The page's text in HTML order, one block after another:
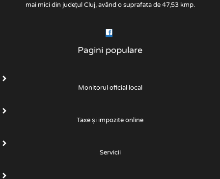
mai mici din județul Cluj, având o suprafata de 47,53 kmp.
Pagini populare
Monitorul oficial local
Taxe și impozite online
Servicii